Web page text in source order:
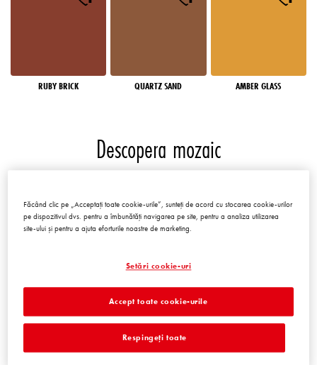
RUBY BRICK QUARTZ SAND AMBER GLASS
Descopera mozaic
Chile1 Chile2 Chile3
Făcând clic pe „Acceptați toate cookie-urile”, sunteți de acord cu stocarea cookie-urilor
pe dispozitivul dvs. pentru a îmbunătăți navigarea pe site, pentru a analiza utilizarea
site-ului și pentru a ajuta eforturile noastre de marketing.
Setări cookie-uri
Respingeți toate
Accept toate cookie-urile